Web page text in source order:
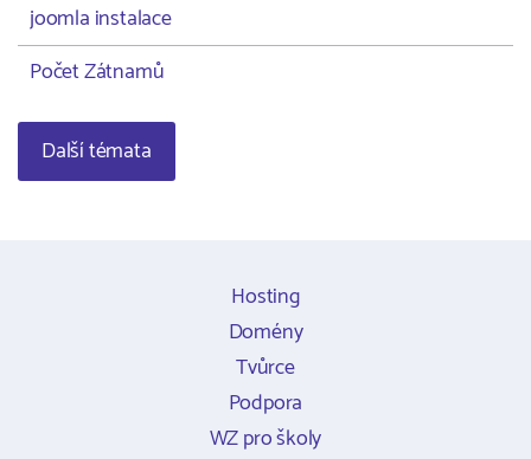
joomla instalace
Počet Zátnamů
Další témata
Hosting
Domény
Tvůrce
Podpora
WZ pro školy